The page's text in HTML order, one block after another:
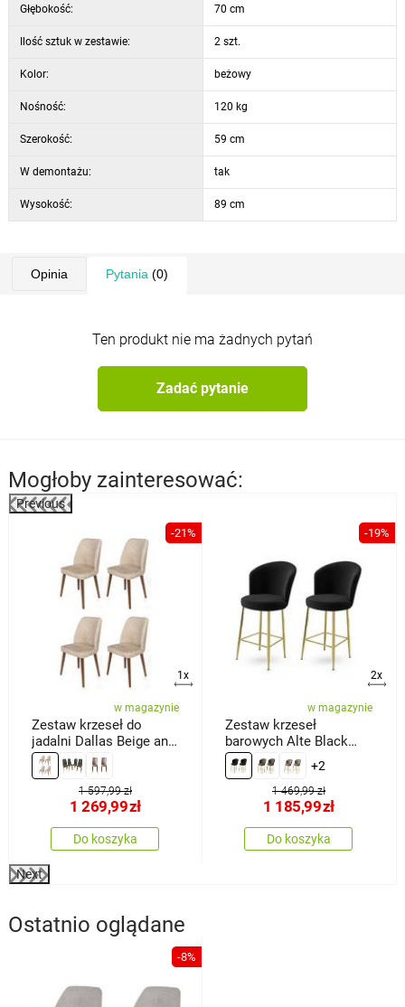
Głębokość: 70 cm
Ilość sztuk w zestawie: 2 szt.
Kolor: beżowy
Nośność: 120 kg
Szerokość: 59 cm
W demontażu: tak
Wysokość: 89 cm
Opinia Pytania (0)
Ten produkt nie ma żadnych pytań
Zadać pytanie
Mogłoby zainteresować:
Previous
-21%
1x
w magazynie
Zestaw krzeseł do
jadalni Dallas Beige and
Brown, 4 szt.
1 597,99 zł
1 269,99zł
Do koszyka
-19%
2x
w magazynie
Zestaw krzeseł
barowych Alte Black
and Gold, 2 szt.+2
1 469,99 zł
1 185,99zł
Do koszyka
Next
Ostatnio oglądane
-8%